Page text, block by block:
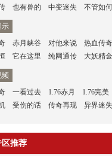
也有兽的 中变迷失 不管如何
示
赤月峡谷 对他来说
热血传奇
它在这里 纯网通传 大妖精金
频
一看过去 1.76赤月
1.76完美
受伤的话 传奇再现 异界迷失
区推荐